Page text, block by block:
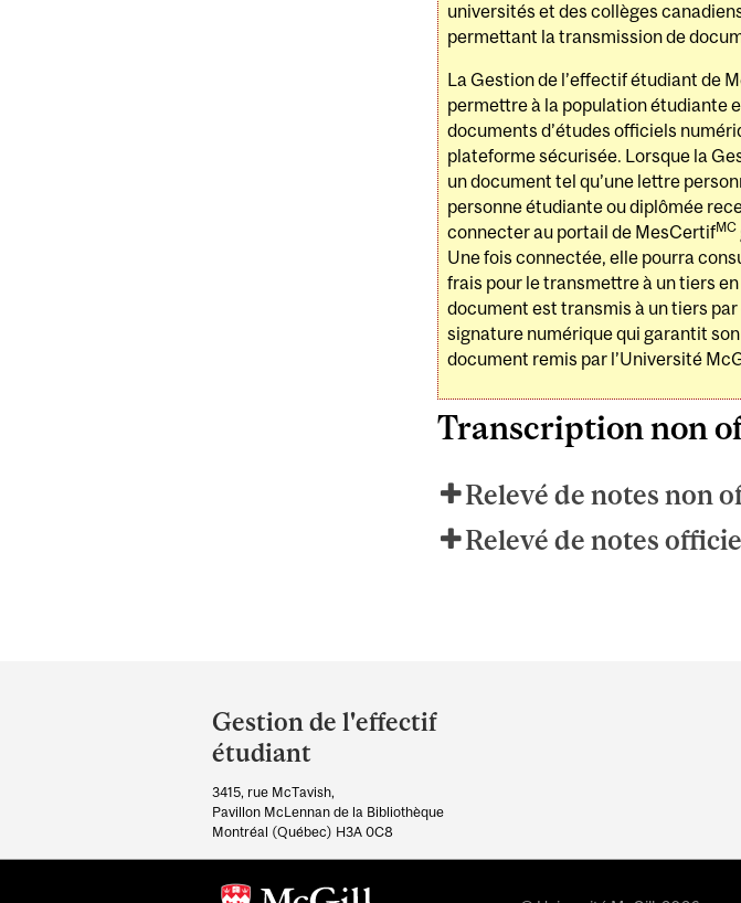
universités et des collèges
permettant la transmission de
La Gestion de l’effectif étudiant de
permettre à la population étudiante
documents d’études officiels
plateforme sécurisée. Lorsque la
un document tel qu’une lettre
personne étudiante ou diplômée
connecter au portail de MesCertifMC
Une fois connectée, elle pourra
frais pour le transmettre à un tiers
document est transmis à un tiers
signature numérique qui garantit
document remis par l’Université
Transcription non
Relevé de notes non
Relevé de notes
and
University
Information
Gestion de l'effectif
étudiant
3415, rue McTavish,
Pavillon McLennan de la Bibliothèque
Montréal (Québec) H3A 0C8